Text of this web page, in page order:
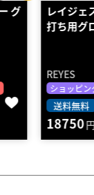
レイジェス
打ち用グロー
ショッピング
送料無料
18750円